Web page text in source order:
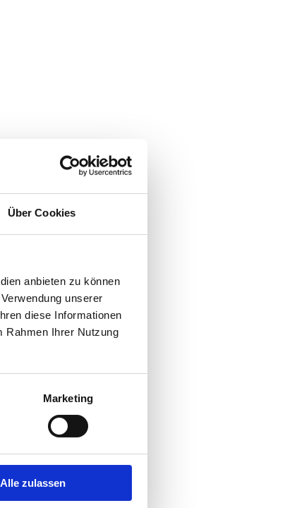
Über Cookies
anbieten zu können
unserer
diese Informationen
Rahmen Ihrer Nutzung
Marketing
Alle zulassen